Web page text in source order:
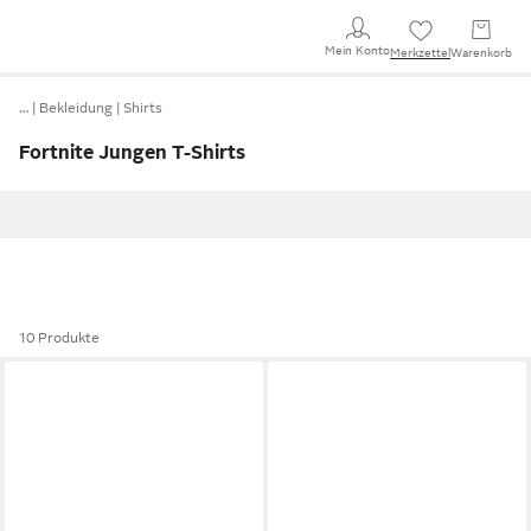
Mein KontoMerkzettel Warenkorb
… Bekleidung Shirts
Fortnite Jungen T-Shirts
10 Produkte